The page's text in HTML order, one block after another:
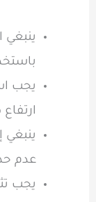
ينبغي
يجب
ينبغي
عدم
يجب